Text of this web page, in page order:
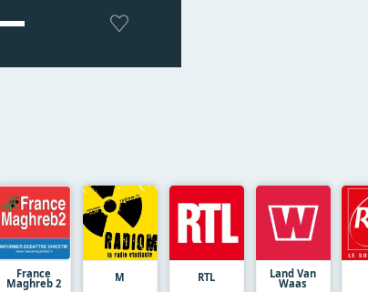
France
Maghreb 2 M RTL Land Van
Waas